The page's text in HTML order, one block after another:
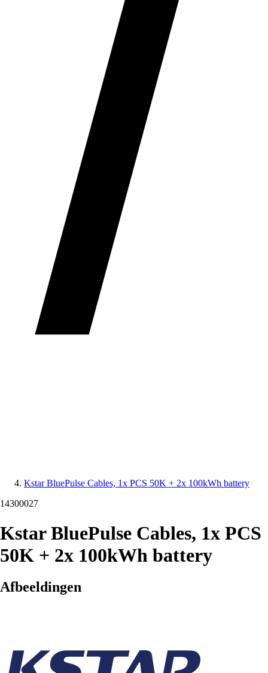
Kstar BluePulse Cables, 1x PCS 50K + 2x 100kWh battery
14300027
Kstar BluePulse Cables, 1x PCS
50K + 2x 100kWh battery
Afbeeldingen